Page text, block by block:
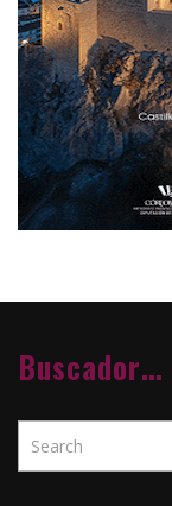
Buscador…